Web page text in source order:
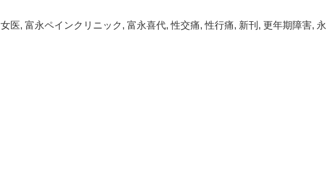
女医, 富永ペインクリニック , 富永喜代,性交痛,性行痛, 新刊 , 更年期障害, 永